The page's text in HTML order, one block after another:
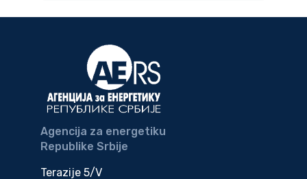
Agencija za energetiku
Republike Srbije
Terazije 5/V